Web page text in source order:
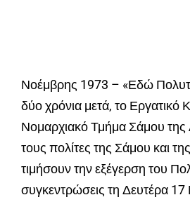
Νοέμβρης 1973 – «Εδώ
δύο χρόνια μετά, το Εργατικό
Νομαρχιακό Τμήμα Σάμου
τους πολίτες της Σάμου και
τιμήσουν την εξέγερση του
συγκεντρώσεις τη Δευτέρα